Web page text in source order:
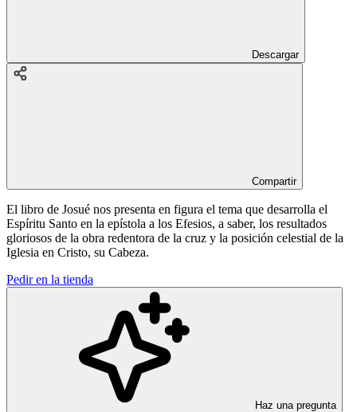
Descargar
Compartir
El libro de Josué nos presenta en figura el tema que desarrolla el
Espíritu Santo en la epístola a los Efesios, a saber, los resultados
gloriosos de la obra redentora de la cruz y la posición celestial de la
Iglesia en Cristo, su Cabeza.
Pedir en la tienda
Haz una pregunta